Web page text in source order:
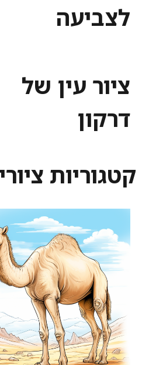
לצביעה
ציור עין של
דרקון
קטגוריות